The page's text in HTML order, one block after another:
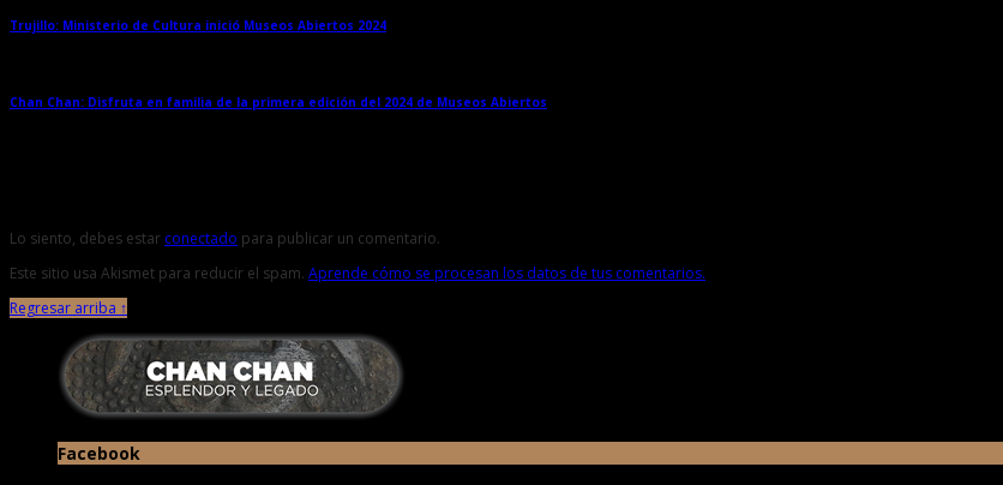
Trujillo: Ministerio de Cultura inició Museos Abiertos 2024
Chan Chan: Disfruta en familia de la primera edición del 2024 de Museos Abiertos
Lo siento, debes estar conectado para publicar un comentario.
Este sitio usa Akismet para reducir el spam. Aprende cómo se procesan los datos de tus comentarios.
Regresar arriba ↑
Facebook